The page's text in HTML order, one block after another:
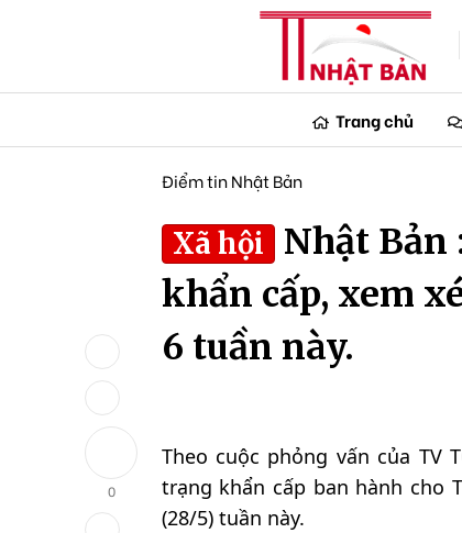
Trang chủ
0
Điểm tin Nhật Bản
Xã hội
Nhật Bản
khẩn cấp, xem
6 tuần này.
Theo cuộc phỏng vấn của TV
trạng khẩn cấp ban hành cho
(28/5) tuần này.